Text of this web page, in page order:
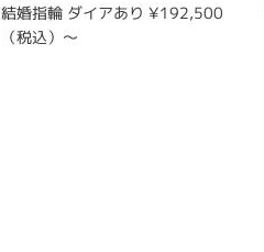
結婚指輪 ダイアあり ¥192,500
（税込）〜